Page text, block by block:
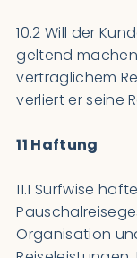
10.2 Will der
geltend
vertraglichem
verliert er seine
11 Haftung
11.1 Surfwise
Organisation